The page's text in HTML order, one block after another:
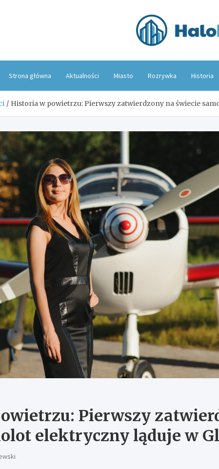
Strona główna Aktualności Miasto Rozrywka Historia
Historia w powietrzu: Pierwszy zatwierdzony na świecie
Pierwszy
elektryczny ląduje w